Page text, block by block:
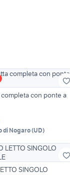
con ponte a
di Nogaro(UD)
SINGOLO